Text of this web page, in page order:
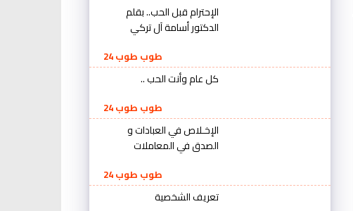
الإحترام قبل الحب.. بقلم
الدكتور أسامة آل تركي
طوب طوب 24
كل عام وأنت الحب ..
طوب طوب 24
الإخـلاص في العبادات و
الصدق في المعاملات
طوب طوب 24
تعريف الشخصية